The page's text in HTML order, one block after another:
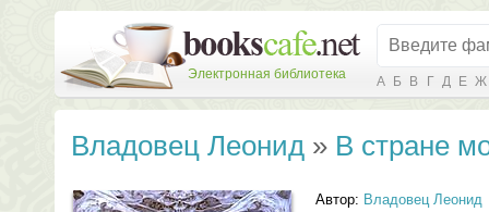
Электронная библиотека А Б В Г Д Е Ж
Владовец Леонид » В стране
Автор: Владовец Леонид